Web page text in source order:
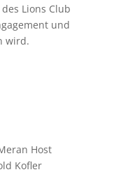
Lions Club
und
wird.
Host
Kofler